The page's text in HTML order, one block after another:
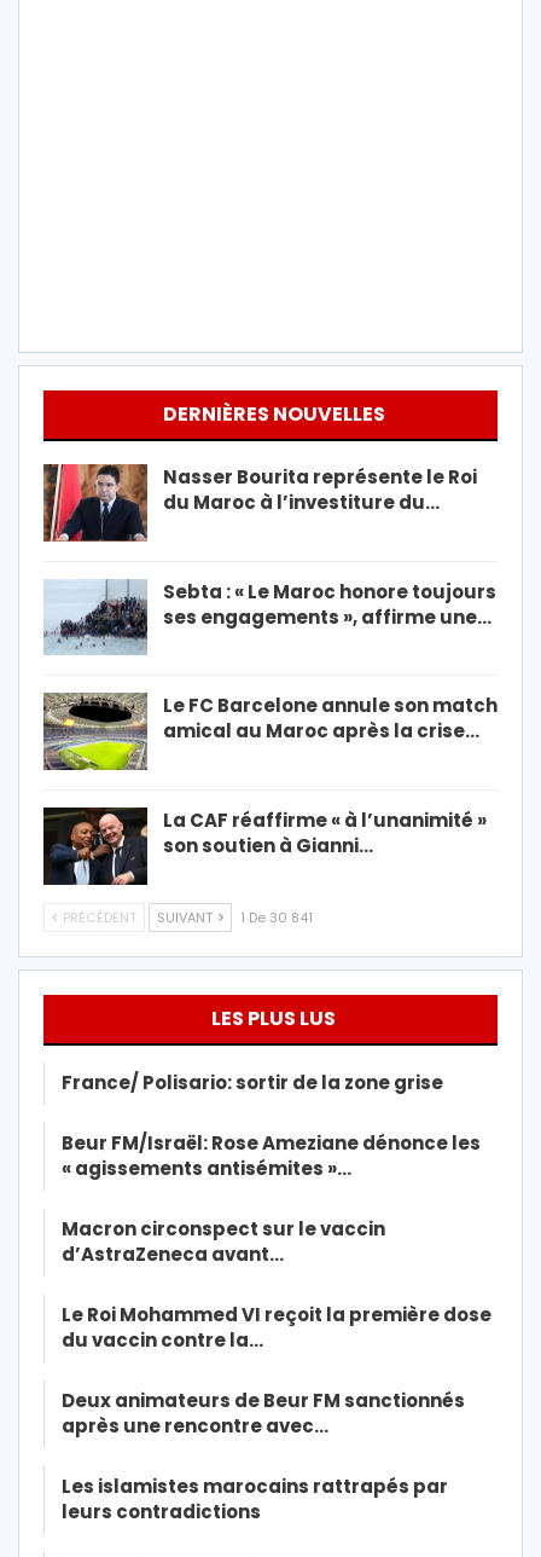
DERNIÈRES NOUVELLES
Nasser Bourita représente le Roi
du Maroc à l’investiture du…
Sebta : « Le Maroc honore toujours
ses engagements », affirme une…
Le FC Barcelone annule son match
amical au Maroc après la crise…
La CAF réaffirme « à l’unanimité »
son soutien à Gianni…
PRÉCÉDENT SUIVANT 1 De 30 841
LES PLUS LUS
France/ Polisario: sortir de la zone grise
Beur FM/Israël: Rose Ameziane dénonce les
« agissements antisémites »…
Macron circonspect sur le vaccin
d’AstraZeneca avant…
Le Roi Mohammed VI reçoit la première dose
du vaccin contre la…
Deux animateurs de Beur FM sanctionnés
après une rencontre avec…
Les islamistes marocains rattrapés par
leurs contradictions